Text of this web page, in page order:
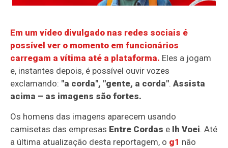
Em um vídeo divulgado nas redes sociais é
possível ver o momento em funcionários
carregam a vítima até a plataforma. Eles a jogam
e, instantes depois, é possível ouvir vozes
exclamando: "a corda", "gente, a corda".Assista
acima – as imagens são fortes.
Os homens das imagens aparecem usando
camisetas das empresas Entre Cordas e Ih Voei. Até
a última atualização desta reportagem, o g1 não